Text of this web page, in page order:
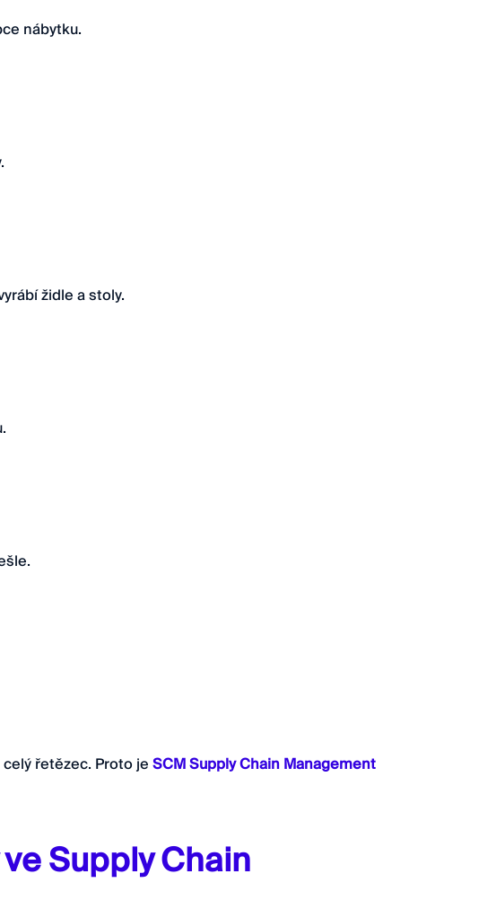
nábytku.
židle a stoly.
řetězec. Proto jeSCM Supply Chain Management
Supply Chain